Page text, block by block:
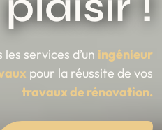
services d’un ingénieur
pour la réussite de vos
travaux de rénovation.